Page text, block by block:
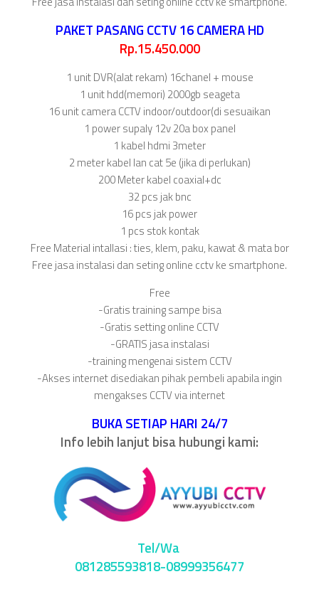
PAKET PASANG CCTV 16 CAMERA HD
Rp.15.450.000
1 unit DVR(alat rekam) 16chanel + mouse
1 unit hdd(memori) 2000gb seageta
16 unit camera CCTV indoor/outdoor(di sesuaikan
1 power supaly 12v 20a box panel
1 kabel hdmi 3meter
2 meter kabel lan cat 5e (jika di perlukan)
200 Meter kabel coaxial+dc
32 pcs jak bnc
16 pcs jak power
1 pcs stok kontak
Free Material intallasi : ties, klem, paku, kawat & mata bor
Free jasa instalasi dan seting online cctv ke smartphone.
Free
-Gratis training sampe bisa
-Gratis setting online CCTV
-GRATIS jasa instalasi
-training mengenai sistem CCTV
-Akses internet disediakan pihak pembeli apabila ingin
mengakses CCTV via internet
BUKA SETIAP HARI 24/7
Info lebih lanjut bisa hubungi kami:
Tel/Wa
081285593818-08999356477